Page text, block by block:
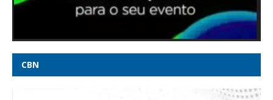
Milei republica postagem com críticas a Lula - CNN Brasil
Foto achada pela PF mostra políticos em piscina com
Ala do STF vê como ‘inadmissível’ tom da manifestação de
chefes da PF em apoio ao diretor-geral em meio a crise com
CBN